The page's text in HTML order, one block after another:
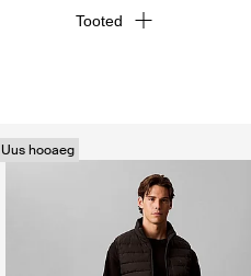
Uus hooaeg
Tooted